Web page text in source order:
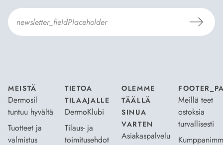
MEISTÄ
Dermosil
tuntuu hyvältä
Tuotteet ja
valmistus
TIETOA
TILAAJALLE
DermoKlubi
Tilaus- ja
toimitusehdot
OLEMME
TÄÄLLÄ
SINUA
VARTEN
Asiakaspalvelu
Meillä teet
ostoksia
turvallisesti